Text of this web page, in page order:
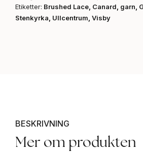
Etiketter: Brushed Lace Canard garn
Stenkyrka Ullcentrum Visby
BESKRIVNING
Mer om produkten